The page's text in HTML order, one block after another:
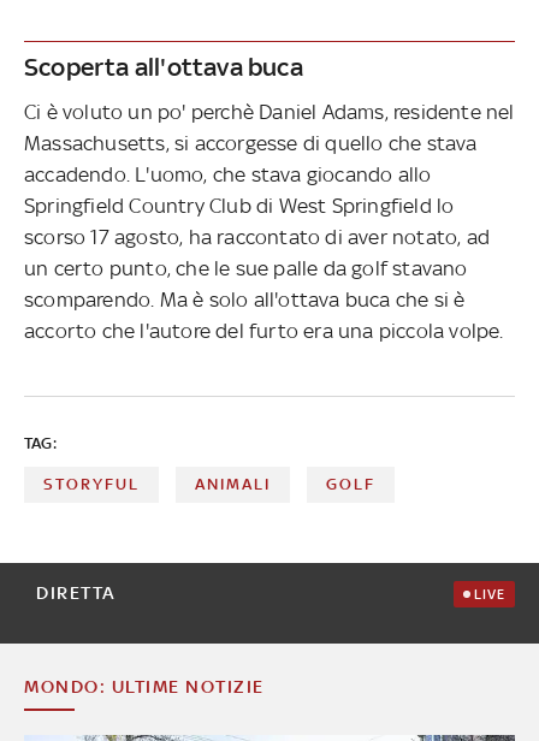
Scoperta all'ottava buca
Ci è voluto un po' perchè Daniel Adams, residente nel
Massachusetts, si accorgesse di quello che stava
accadendo. L'uomo, che stava giocando allo
Springfield Country Club di West Springfield lo
scorso 17 agosto, ha raccontato di aver notato, ad
un certo punto, che le sue palle da golf stavano
scomparendo. Ma è solo all'ottava buca che si è
accorto che l'autore del furto era una piccola volpe.
TAG:
STORYFUL ANIMALI GOLF
DIRETTA LIVE
MONDO: ULTIME NOTIZIE